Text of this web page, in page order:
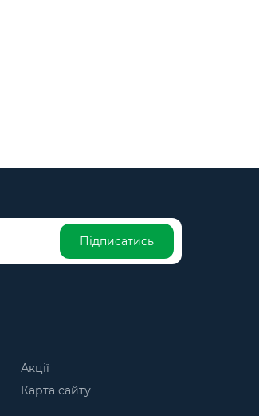
Підписатись
Акції
Карта сайту